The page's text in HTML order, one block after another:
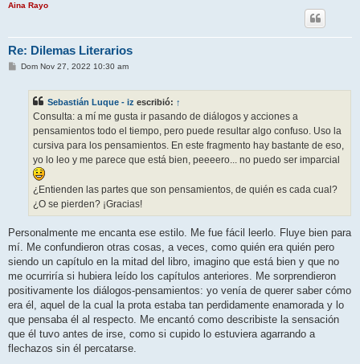
Aina Rayo
Re: Dilemas Literarios
MDom Nov 27, 2022 10:30 am
Sebastián Luque - iz escribió: ↑
Consulta: a mí me gusta ir pasando de diálogos y acciones a
pensamientos todo el tiempo, pero puede resultar algo confuso. Uso la
cursiva para los pensamientos. En este fragmento hay bastante de eso,
yo lo leo y me parece que está bien, peeeero... no puedo ser imparcial
¿Entienden las partes que son pensamientos, de quién es cada cual?
¿O se pierden? ¡Gracias!
Personalmente me encanta ese estilo. Me fue fácil leerlo. Fluye bien para
mí. Me confundieron otras cosas, a veces, como quién era quién pero
siendo un capítulo en la mitad del libro, imagino que está bien y que no
me ocurriría si hubiera leído los capítulos anteriores. Me sorprendieron
positivamente los diálogos-pensamientos: yo venía de querer saber cómo
era él, aquel de la cual la prota estaba tan perdidamente enamorada y lo
que pensaba él al respecto. Me encantó como describiste la sensación
que él tuvo antes de irse, como si cupido lo estuviera agarrando a
flechazos sin él percatarse.